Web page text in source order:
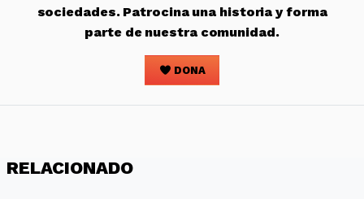
sociedades. Patrocina una historia y forma
parte de nuestra comunidad.
DONA
RELACIONADO